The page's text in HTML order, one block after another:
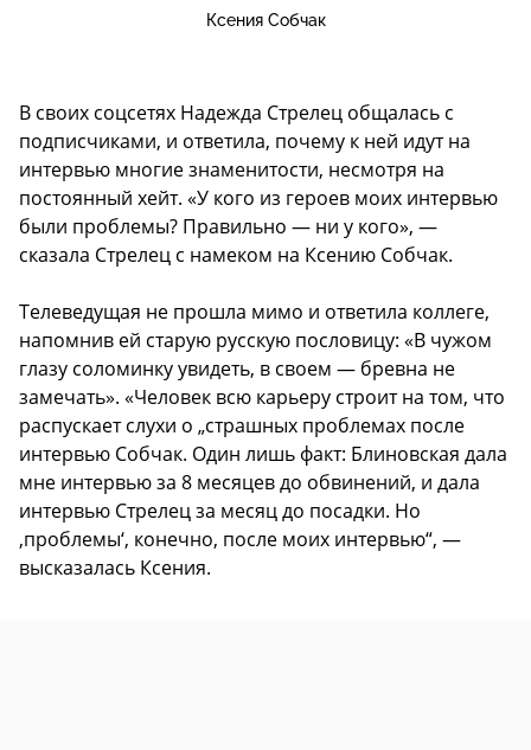
Ксения Собчак
В своих соцсетях Надежда Стрелец общалась с
подписчиками, и ответила, почему к ней идут на
интервью многие знаменитости, несмотря на
постоянный хейт. «У кого из героев моих интервью
были проблемы? Правильно — ни у кого», —
сказала Стрелец с намеком на Ксению Собчак.
Телеведущая не прошла мимо и ответила коллеге,
напомнив ей старую русскую пословицу: «В чужом
глазу соломинку увидеть, в своем — бревна не
замечать». «Человек всю карьеру строит на том, что
распускает слухи о „страшных проблемах после
интервью Собчак. Один лишь факт: Блиновская дала
мне интервью за 8 месяцев до обвинений, и дала
интервью Стрелец за месяц до посадки. Но
‚проблемы‘, конечно, после моих интервью“, —
высказалась Ксения.